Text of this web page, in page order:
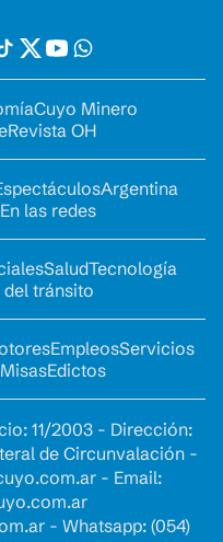
Cuyo Minero
Revista OH
Argentina
En las redes
SaludTecnología
del tránsito
EmpleosServicios
Edictos
11/2003 - Dirección:
de Circunvalación -
- Email:
- Whatsapp: (054)